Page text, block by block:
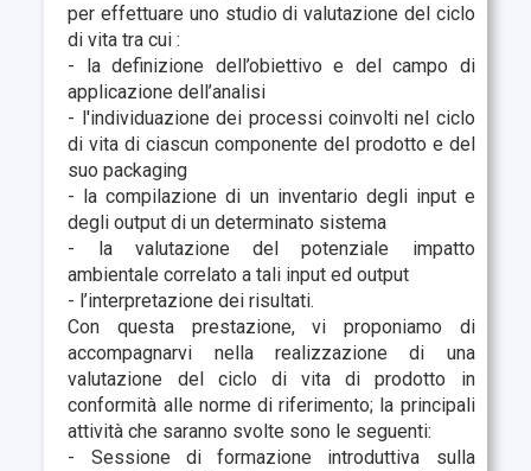
per effettuare uno studio di valutazione del ciclo
di vita tra cui :
- la definizione dell’obiettivo e del campo di
applicazione dell’analisi
- l'individuazione dei processi coinvolti nel ciclo
di vita di ciascun componente del prodotto e del
suo packaging
- la compilazione di un inventario degli input e
degli output di un determinato sistema
- la valutazione del potenziale impatto
ambientale correlato a tali input ed output
- l’interpretazione dei risultati.
Con questa prestazione, vi proponiamo di
accompagnarvi nella realizzazione di una
valutazione del ciclo di vita di prodotto in
conformità alle norme di riferimento; la principali
attività che saranno svolte sono le seguenti:
- Sessione di formazione introduttiva sulla